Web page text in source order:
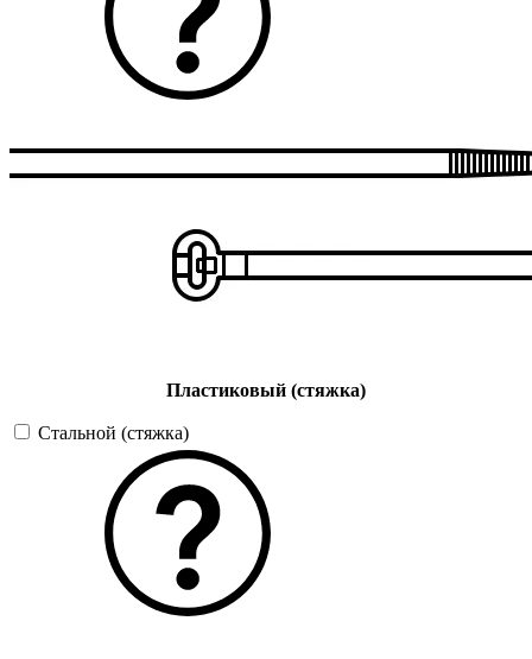
Пластиковый (стяжка)
Стальной (стяжка)